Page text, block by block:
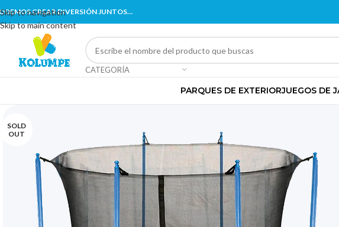
Skip to navigation
Skip to main content
CREAR DIVERSIÓN JUNTOS…
CATEGORÍA
PARQUES DE EXTERIORJUEGOS DE
SOLD
OUT